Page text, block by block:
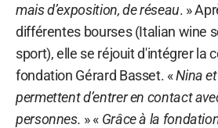
mais d’exposition, de réseau. »
différentes bourses (Italian wine
sport), elle se réjouit d'intégrer la
fondation Gérard Basset. «Nina
permettent d’entrer en contact
personnes. » « Grâce à la